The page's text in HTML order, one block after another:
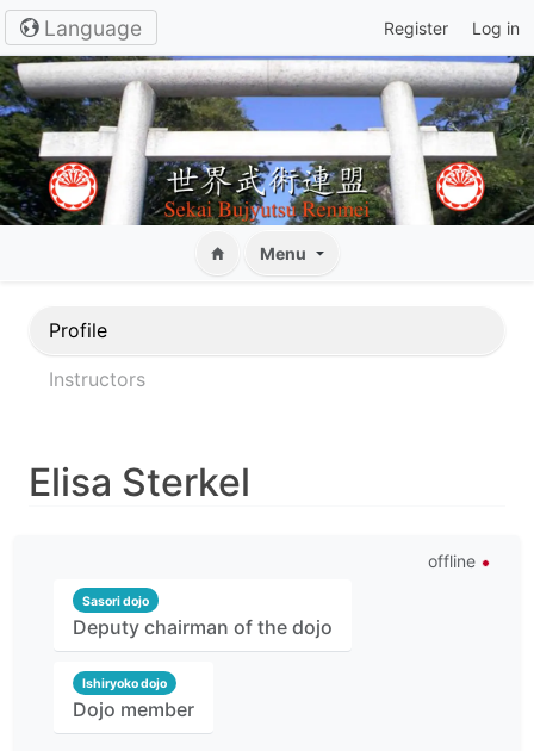
Language Register Log in
Menu
Profile
Instructors
Elisa Sterkel
offline
Sasori dojo
Deputy chairman of the dojo
Ishiryoko dojo
Dojo member